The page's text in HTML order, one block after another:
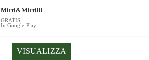
Mirti&Mirtilli
GRATIS
In Google Play
VISUALIZZA